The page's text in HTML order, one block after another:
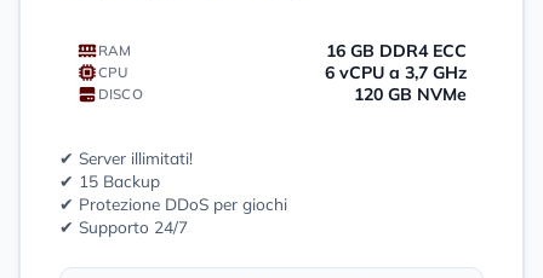
RAM 16 GB DDR4 ECC
CPU 6 vCPU a 3,7 GHz
DISCO 120 GB NVMe
✔ Server illimitati!
✔ 15 Backup
✔ Protezione DDoS per giochi
✔ Supporto 24/7